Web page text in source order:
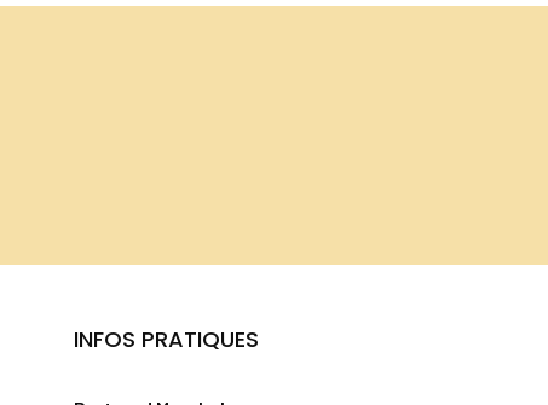
INFOS PRATIQUES